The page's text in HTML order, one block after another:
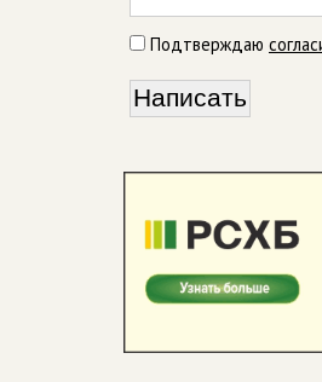
Подтверждаю